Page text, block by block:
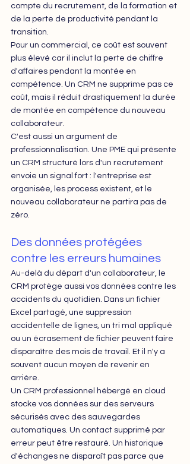
compte du recrutement, de la formation et
de la perte de productivité pendant la
transition.
Pour un commercial, ce coût est souvent
plus élevé car il inclut la perte de chiffre
d'affaires pendant la montée en
compétence. Un CRM ne supprime pas ce
coût, mais il réduit drastiquement la durée
de montée en compétence du nouveau
collaborateur.
C'est aussi un argument de
professionnalisation. Une PME qui présente
un CRM structuré lors d'un recrutement
envoie un signal fort : l'entreprise est
organisée, les process existent, et le
nouveau collaborateur ne partira pas de
zéro.
Des données protégées
contre les erreurs humaines
Au-delà du départ d'un collaborateur, le
CRM protège aussi vos données contre les
accidents du quotidien. Dans un fichier
Excel partagé, une suppression
accidentelle de lignes, un tri mal appliqué
ou un écrasement de fichier peuvent faire
disparaître des mois de travail. Et il n'y a
souvent aucun moyen de revenir en
arrière.
Un CRM professionnel hébergé en cloud
stocke vos données sur des serveurs
sécurisés avec des sauvegardes
automatiques. Un contact supprimé par
erreur peut être restauré. Un historique
d'échanges ne disparaît pas parce que